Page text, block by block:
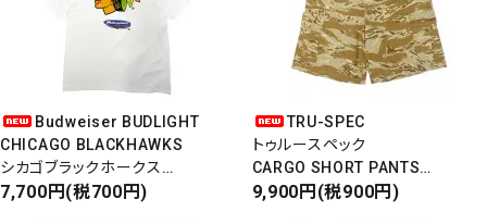
Budweiser BUDLIGHT
CHICAGO BLACKHAWKS
シカゴブラックホークス
半袖Tシャツ
7,700円(税700円)
TRU-SPEC
トゥルースペック
CARGO SHORT PANTS
カーゴショートパンツ
9,900円(税900円)